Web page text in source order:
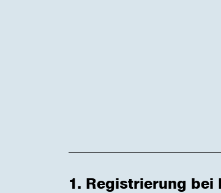
1. Registrierung bei